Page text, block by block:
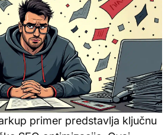
primer predstavlja ključnu